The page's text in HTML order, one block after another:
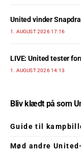
United vinder
1. AUGUST 2026 17:16
LIVE: United tester
1. AUGUST 2026 14:13
Bliv klædt på som
Guide til
Mød andre